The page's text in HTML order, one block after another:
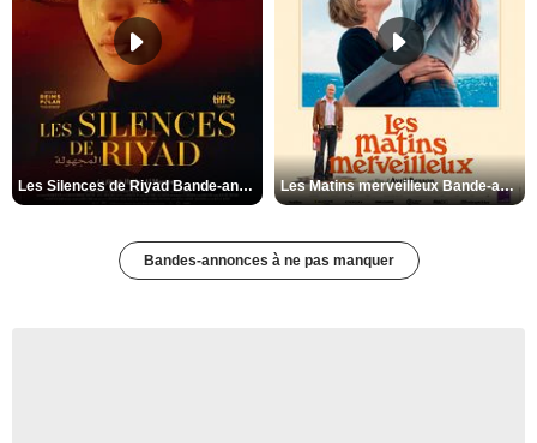
Les Silences de Riyad Bande-annonce VO STFR Les Matins merveilleux Bande-annonce VF
Bandes-annonces à ne pas manquer